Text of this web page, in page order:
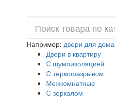
Например: двери для дома
Двери в квартиру
С шумоизоляцией
С терморазрывом
Межкомнатные
С зеркалом